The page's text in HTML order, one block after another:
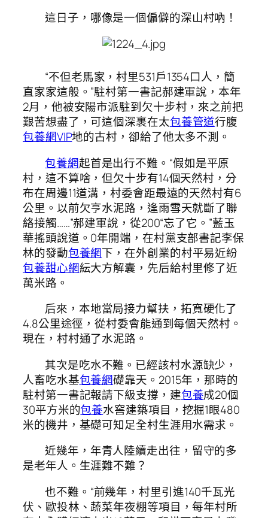
這日子，哪像是一個偏僻的深山村吶！
“不但老馬家，村里531戶1354口人，簡
直家家這般。”駐村第一書記郝建軍說，本年
2月，他被安陽市派駐到欠十步村，來之前把
艱苦想盡了，可這個深裹在太包養管道行腹
包養網VIP地的古村，卻給了他太多不測。
包養網起首是出行不難。“假如是平原
村，這不算啥，但欠十步有14個天然村，分
布在周邊11道溝，村委會距最遠的天然村有6
公里。以前欠亨水泥路，逢雨雪天就斷了聯
絡接觸……”郝建軍說，從200“忘了它。”藍玉
華搖頭說道。0年開端，在村黨支部書記李保
林的發動包養網下，在外創業的村平易近紛
包養甜心網紜大方解囊，先后給村里修了近
萬米路。
后來，本地當局接力幫扶，拓寬硬化了
4.8公里途徑，從村委會能通到每個天然村。
現在，村村通了水泥路。
其次是吃水不難。已經該村水源缺少，
人畜吃水基包養網礎靠天。2015年，那時的
駐村第一書記報請下級支撐，建包養成20個
30平方米的包養水窖建築項目，挖掘1眼480
米的機井，基礎可知足全村生涯用水需求。
近幾年，年青人陸續走出往，留守的多
是老年人。生涯難不難？
也不難。“前幾年，村里引進140千瓦光
伏、歐投林、蔬菜年夜棚等項目，每年村所